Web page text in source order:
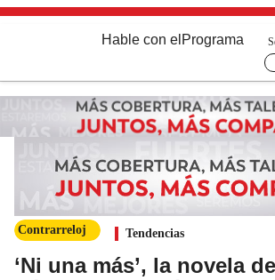
Hable con el Programa
Contrarreloj Tendencias
‘Ni una más’, la novela